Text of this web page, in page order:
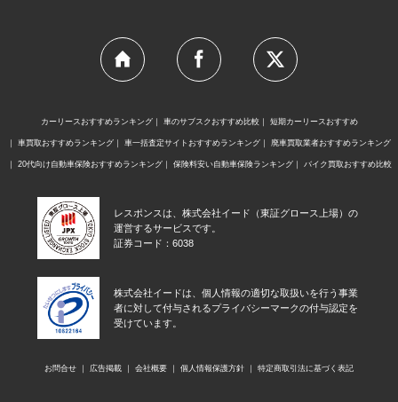
カーリースおすすめランキング 車のサブスクおすすめ比較 短期カーリースおすすめ
車買取おすすめランキング 車一括査定サイトおすすめランキング 廃車買取業者おすすめランキング
20代向け自動車保険おすすめランキング 保険料安い自動車保険ランキング バイク買取おすすめ比較
レスポンスは、株式会社イード（東証グロース上場）の
運営するサービスです。
証券コード：6038
株式会社イードは、個人情報の適切な取扱いを行う事業
者に対して付与されるプライバシーマークの付与認定を
受けています。
お問合せ 広告掲載 会社概要 個人情報保護方針 特定商取引法に基づく表記